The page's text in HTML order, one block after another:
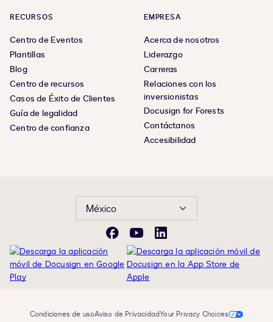
RECURSOS
Centro de Eventos
Plantillas
Blog
Centro de recursos
Casos de Éxito de Clientes
Guía de legalidad
Centro de confianza
EMPRESA
Acerca de nosotros
Liderazgo
Carreras
Relaciones con los
inversionistas
Docusign for Forests
Contáctanos
Accesibilidad
México
FacebookYouTubeLinkedIn
Condiciones de usoAviso de PrivacidadYour Privacy Choices